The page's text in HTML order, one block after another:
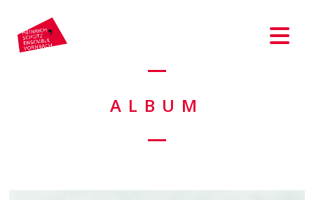
ALBUM